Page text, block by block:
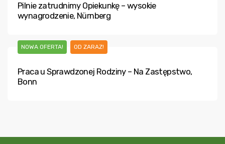
Pilnie zatrudnimy Opiekunkę – wysokie
wynagrodzenie, Nürnberg
NOWA OFERTA! OD ZARAZ!
Praca u Sprawdzonej Rodziny – Na Zastępstwo,
Bonn